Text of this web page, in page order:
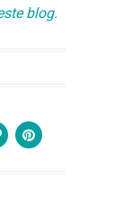
blog.